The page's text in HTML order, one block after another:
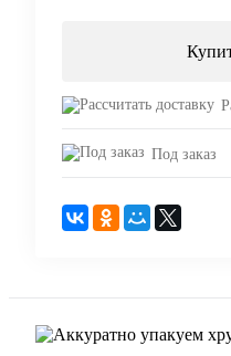
Под заказ